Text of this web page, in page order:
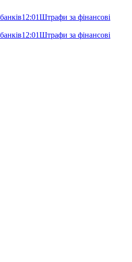
12:01Штрафи за фінансові
12:01Штрафи за фінансові